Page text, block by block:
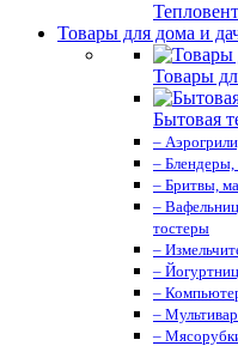
Товары для дома и
Товары
Бытовая
–
–
– Бритвы,
–
тостеры
–
–
–
–
–